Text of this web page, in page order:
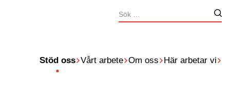
Sök
efter:
Stöd oss Vårt arbete Om oss Här arbetar vi